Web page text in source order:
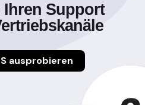
Ihren Support
ausprobieren